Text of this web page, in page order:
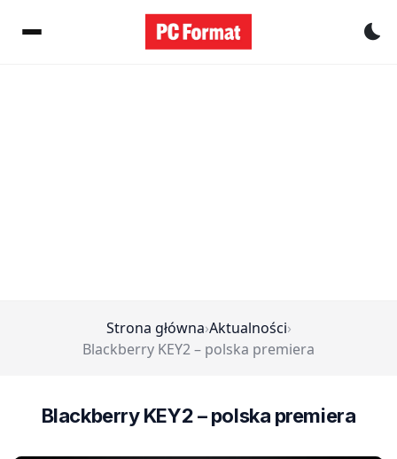
Strona główna›Aktualności›
Blackberry KEY2 – polska premiera
Blackberry KEY2 – polska premiera